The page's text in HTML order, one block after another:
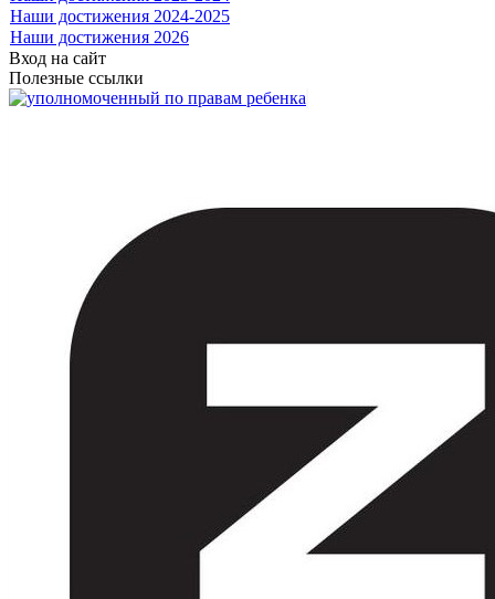
Наши достижения 2024-2025
Наши достижения 2026
Вход на сайт
Полезные ссылки